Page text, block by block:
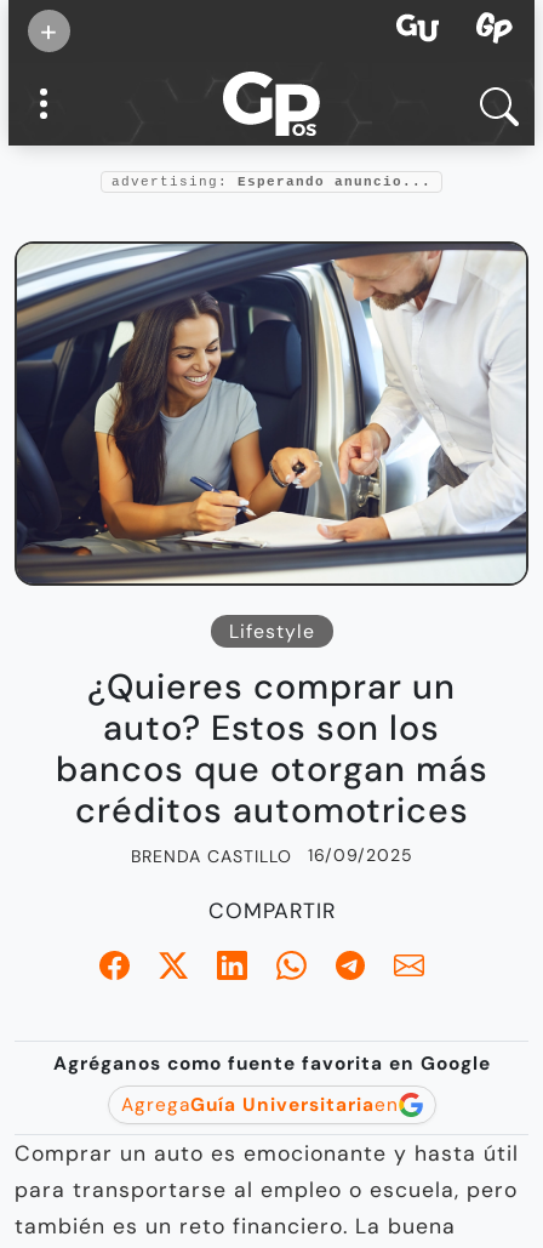
+
confianza
Foro salud
advertising: Esperando anuncio...
Lifestyle
¿Quieres comprar un
auto? Estos son los
bancos que otorgan más
créditos automotrices
BRENDA CASTILLO 16/09/2025
COMPARTIR
Agréganos como fuente favorita en Google
AgregaGuía Universitariaen
Comprar un auto es emocionante y hasta útil
para transportarse al empleo o escuela, pero
también es un reto financiero. La buena